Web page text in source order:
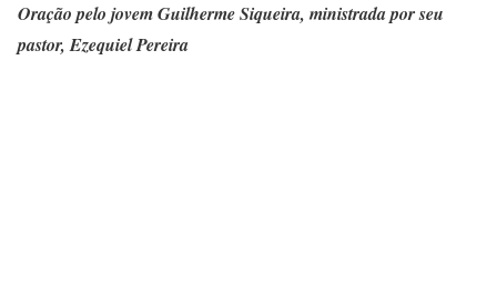
Oração pelo jovem Guilherme Siqueira, ministrada por seu
pastor, Ezequiel Pereira